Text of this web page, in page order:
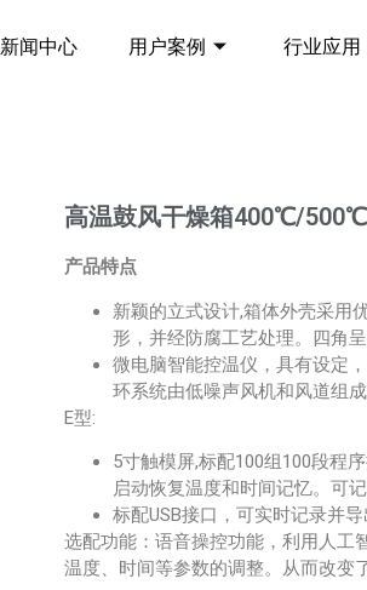
新闻中心 用户案例 行业应用
高温鼓风干燥箱400℃/500℃
产品特点
新颖的立式设计,箱体外壳采用
形，并经防腐工艺处理。四角
微电脑智能控温仪，具有设定
环系统由低噪声风机和风道组
E型:
5寸触模屏,标配100组100段程
启动恢复温度和时间记忆。可
标配USB接口，可实时记录并
选配功能：语音操控功能，利用人工
温度、时间等参数的调整。从而改变